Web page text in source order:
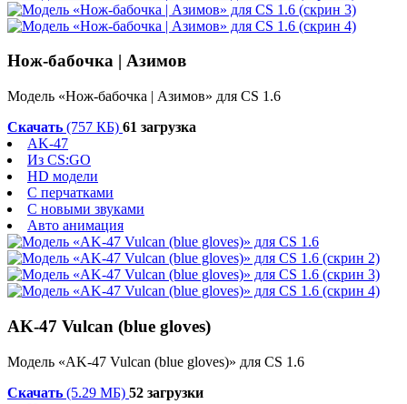
Нож-бабочка | Азимов
Модель «Нож-бабочка | Азимов» для CS 1.6
Скачать (757 КБ) 61 загрузка
AK-47
Из CS:GO
HD модели
С перчатками
С новыми звуками
Авто анимация
AK-47 Vulcan (blue gloves)
Модель «AK-47 Vulcan (blue gloves)» для CS 1.6
Скачать (5.29 МБ) 52 загрузки